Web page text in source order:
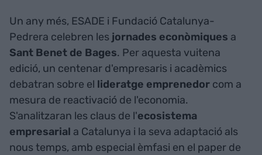
Un any més, ESADE i Fundació Catalunya-
Pedrera celebren les jornades econòmiques a
Sant Benet de Bages. Per aquesta vuitena
edició, un centenar d'empresaris i acadèmics
debatran sobre el lideratge emprenedor com a
mesura de reactivació de l'economia.
S'analitzaran les claus de l'ecosistema
empresarial a Catalunya i la seva adaptació als
nous temps, amb especial èmfasi en el paper de